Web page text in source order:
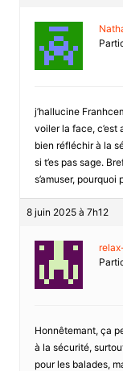
j’hallucine
voiler la face, c’est
bien réfléchir à la
si t’es pas sage.
s’amuser, pourquoi
8 juin 2025 à 7h12
Honnêtemant, ça
à la sécurité,
pour les balades,